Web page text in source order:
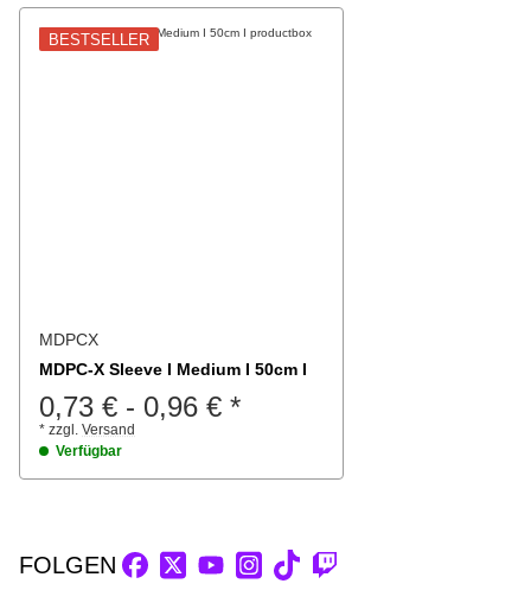
BESTSELLER
MDPCX
MDPC-X Sleeve I Medium I 50cm I
0,73 € - 0,96 € *
* zzgl. Versand
Verfügbar
FOLGEN